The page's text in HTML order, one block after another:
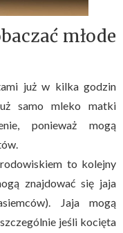
młode
już w kilka godzin
samo mleko matki
ponieważ mogą
to kolejny
znajdować się jaja
Jaja mogą
jeśli kocięta